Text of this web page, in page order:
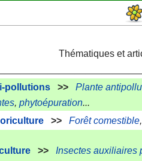
Thématiques et
pollutions >>
Plante
, phytoépuration...
>> Forêt comestible
>> Insectes auxiliaires